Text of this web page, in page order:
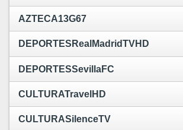
AZTECA13G67
DEPORTESRealMadridTVHD
DEPORTESSevillaFC
CULTURATravelHD
CULTURASilenceTV